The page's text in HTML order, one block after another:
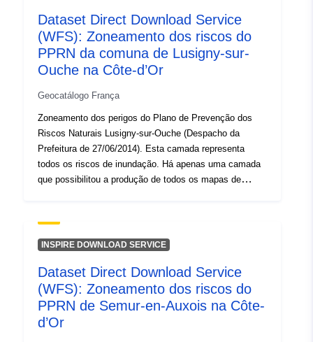
Dataset Direct Download Service
(WFS): Zoneamento dos riscos do
PPRN da comuna de Lusigny-sur-
Ouche na Côte-d’Or
Geocatálogo França
Zoneamento dos perigos do Plano de Prevenção dos
Riscos Naturais Lusigny-sur-Ouche (Despacho da
Prefeitura de 27/06/2014). Esta camada representa
todos os riscos de inundação. Há apenas uma camada
que possibilitou a produção de todos os mapas de
(Despacho da Prefeitura de 27/06/2014). Esta camada
representa todos os riscos de inundação. Há apenas
mapas de perigo PPRN. Zoneamento dos perigos do
Plano de Prevenção dos Riscos Naturais Lusigny-sur-
Ouche (Despacho da Prefeitura de 27/06/2014). Esta
camada representa todos os riscos de inundação. Há
INSPIRE DOWNLOAD SERVICE
Dataset Direct Download Service
(WFS): Zoneamento dos riscos do
PPRN de Semur-en-Auxois na Côte-
d’Or